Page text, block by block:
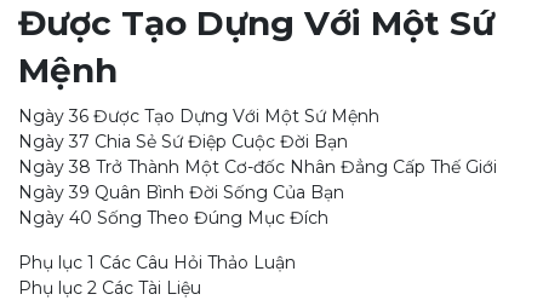
Được Tạo Dựng Với Một Sứ
Mệnh
Ngày 36 Được Tạo Dựng Với Một Sứ Mệnh
Ngày 37 Chia Sẻ Sứ Điệp Cuộc Đời Bạn
Ngày 38 Trở Thành Một Cơ-đốc Nhân Đẳng Cấp Thế Giới
Ngày 39 Quân Bình Đời Sống Của Bạn
Ngày 40 Sống Theo Đúng Mục Đích
Phụ lục 1 Các Câu Hỏi Thảo Luận
Phụ lục 2 Các Tài Liệu